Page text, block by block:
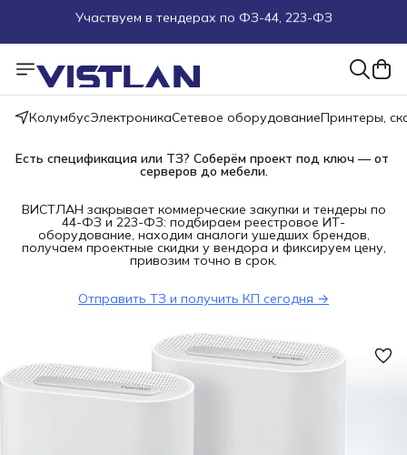
Пуско-наладочные работы
Пришлите запрос на e-mail или в чат
Более 100 000 позиций в наличии и под заказ
КолумбусЭлектроникаСетевое оборудованиеПринтеры,
Есть спецификация или ТЗ? Соберём проект под ключ — от
серверов до мебели.
ВИСТЛАН закрывает коммерческие закупки и тендеры по
44-ФЗ и 223-ФЗ: подбираем реестровое ИТ-
оборудование, находим аналоги ушедших брендов,
получаем проектные скидки у вендора и фиксируем цену,
привозим точно в срок.
Отправить ТЗ и получить КП сегодня →